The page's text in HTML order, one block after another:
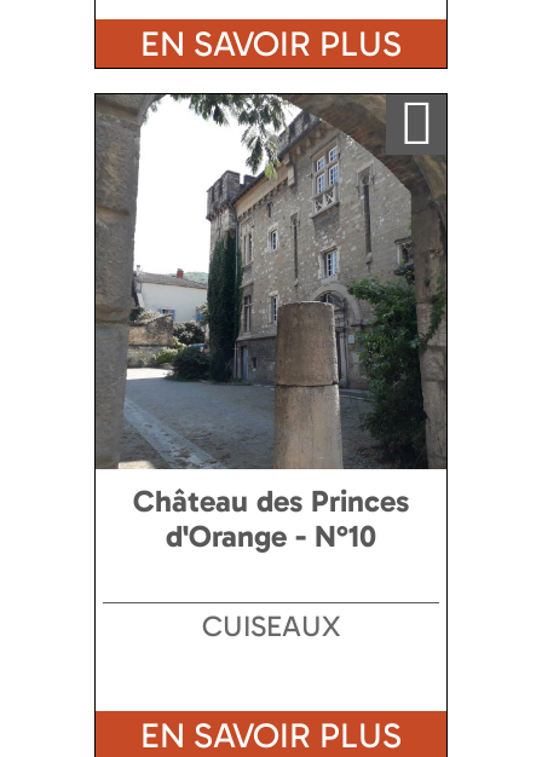
EN SAVOIR PLUS
Ajouter a ma sélection
Château des Princes
d'Orange - N°10
CUISEAUX
EN SAVOIR PLUS